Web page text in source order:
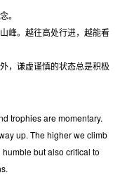
。
峰。越往高处行进，越能看
，谦虚谨慎的状态总是积极
trophies are momentary.
up. The higher we climb
but also critical to